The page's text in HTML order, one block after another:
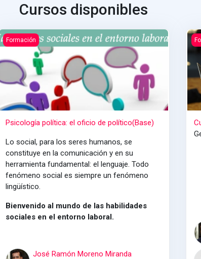
Cursos disponibles
Psicología política: el oficio de político(Base)
Formación
Psicología política: el oficio de político(Base)
Lo social, para los seres humanos, se
constituye en la comunicación y en su
herramienta fundamental: el lenguaje. Todo
fenómeno social es siempre un fenómeno
lingüístico.
Bienvenido al mundo de las habilidades
sociales en el entorno laboral.
José Ramón Moreno Miranda